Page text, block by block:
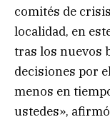
comités de
localidad, en
tras los nuevos
decisiones por
menos en
ustedes»,